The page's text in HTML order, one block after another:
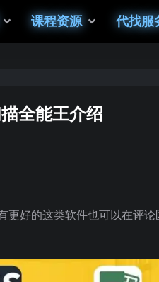
课程资源 代找服
全能王介绍
更好的这类软件也可以在评